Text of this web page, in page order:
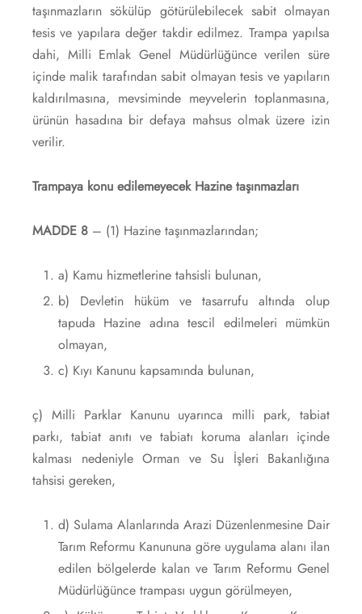
taşınmazların sökülüp götürülebilecek sabit olmayan
tesis ve yapılara değer takdir edilmez. Trampa yapılsa
dahi, Milli Emlak Genel Müdürlüğünce verilen süre
içinde malik tarafından sabit olmayan tesis ve yapıların
kaldırılmasına, mevsiminde meyvelerin toplanmasına,
ürünün hasadına bir defaya mahsus olmak üzere izin
verilir.
Trampaya konu edilemeyecek Hazine taşınmazları
MADDE 8 – (1) Hazine taşınmazlarından;
a) Kamu hizmetlerine tahsisli bulunan,
b) Devletin hüküm ve tasarrufu altında olup
tapuda Hazine adına tescil edilmeleri mümkün
olmayan,
c) Kıyı Kanunu kapsamında bulunan,
ç) Milli Parklar Kanunu uyarınca milli park, tabiat
parkı, tabiat anıtı ve tabiatı koruma alanları içinde
kalması nedeniyle Orman ve Su İşleri Bakanlığına
tahsisi gereken,
d) Sulama Alanlarında Arazi Düzenlenmesine Dair
Tarım Reformu Kanununa göre uygulama alanı ilan
edilen bölgelerde kalan ve Tarım Reformu Genel
Müdürlüğünce trampası uygun görülmeyen,